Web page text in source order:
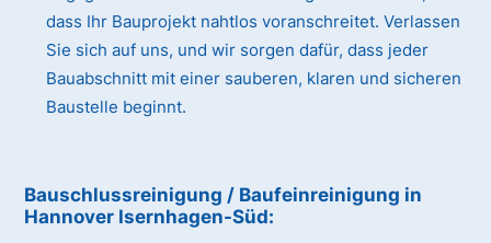
dass Ihr Bauprojekt nahtlos voranschreitet. Verlassen
Sie sich auf uns, und wir sorgen dafür, dass jeder
Bauabschnitt mit einer sauberen, klaren und sicheren
Baustelle beginnt.
Bauschlussreinigung / Baufeinreinigung in
Hannover Isernhagen-Süd: